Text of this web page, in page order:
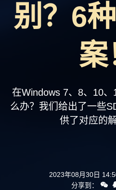
数据备份
别？6
案
在Windows 7、8、10
么办？我们给出了一些
供了对应的
2023年08月30日
分享到：